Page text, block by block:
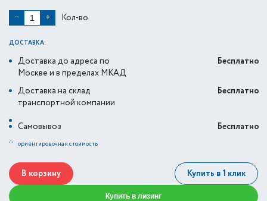
− + Кол-во
ДОСТАВКА:
Доставка до адреса по
Москве и в пределах МКАД
Бесплатно
Доставка на склад
транспортной компании
Бесплатно
Самовывоз
Бесплатно
* ориентировочная стоимость
В корзину Купить в 1 клик
Купить в лизинг